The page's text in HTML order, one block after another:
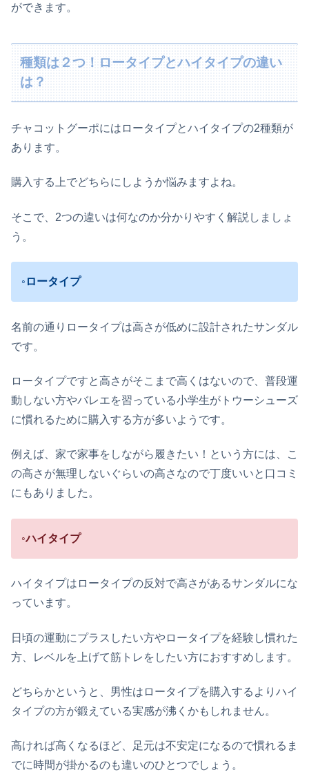
ができます。
種類は２つ！ロータイプとハイタイプの違い
は？
チャコットグーポにはロータイプとハイタイプの2種類が
あります。
購入する上でどちらにしようか悩みますよね。
そこで、2つの違いは何なのか分かりやすく解説しましょ
う。
◦ロータイプ
名前の通りロータイプは高さが低めに設計されたサンダル
です。
ロータイプですと高さがそこまで高くはないので、普段運
動しない方やバレエを習っている小学生がトウーシューズ
に慣れるために購入する方が多いようです。
例えば、家で家事をしながら履きたい！という方には、こ
の高さが無理しないぐらいの高さなので丁度いいと口コミ
にもありました。
◦ハイタイプ
ハイタイプはロータイプの反対で高さがあるサンダルにな
っています。
日頃の運動にプラスしたい方やロータイプを経験し慣れた
方、レベルを上げて筋トレをしたい方におすすめします。
どちらかというと、男性はロータイプを購入するよりハイ
タイプの方が鍛えている実感が沸くかもしれません。
高ければ高くなるほど、足元は不安定になるので慣れるま
でに時間が掛かるのも違いのひとつでしょう。